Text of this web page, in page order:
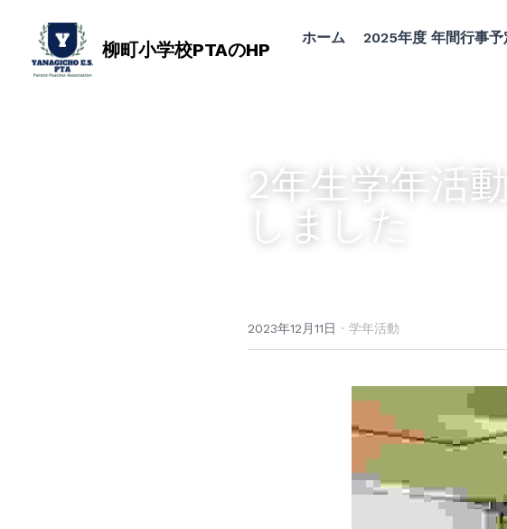
柳町小学校PTAのHP
ホーム 2025年度 年間行事予
2年生学年活
しました
2023年12月11日 · 学年活動